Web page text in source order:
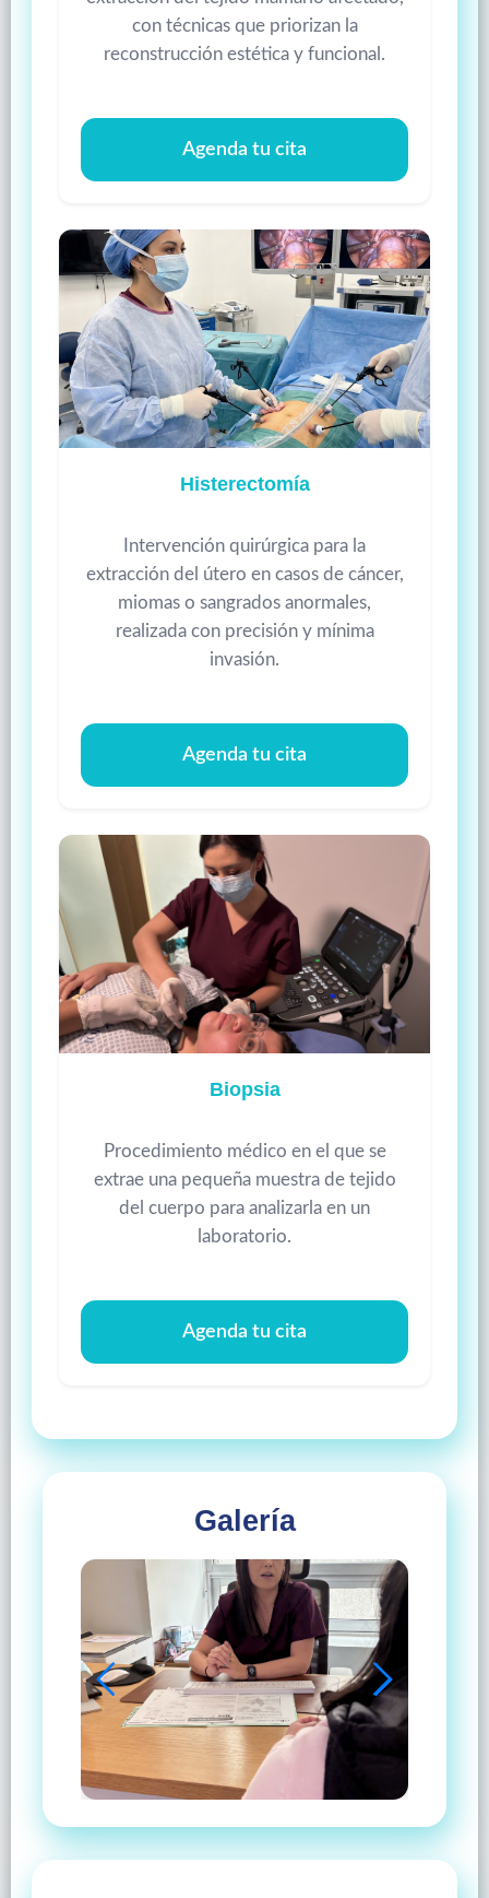
con técnicas que priorizan la
reconstrucción estética y funcional.
Agenda tu cita
Histerectomía
Intervención quirúrgica para la
extracción del útero en casos de cáncer,
miomas o sangrados anormales,
realizada con precisión y mínima
invasión.
Agenda tu cita
Biopsia
Procedimiento médico en el que se
extrae una pequeña muestra de tejido
del cuerpo para analizarla en un
laboratorio.
Agenda tu cita
Galería